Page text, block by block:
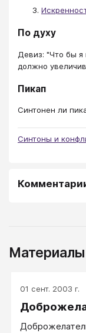
По духу
Девиз: "Что бы я
должно
Пикап
Синтонен ли
Синтоны и
01 сент. 2003 г.